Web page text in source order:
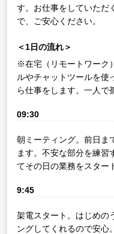
す。お仕事をしていただ
で、ご安心ください。
＜1日の流れ＞
※在宅（リモートワーク
ルやチャットツールを使
ら仕事をします。一人で
09:30
朝ミーティング。前日ま
ます。不安な部分を練習
てその日の業務をスター
9:45
架電スタート。はじめの
ングしてくれるので安心